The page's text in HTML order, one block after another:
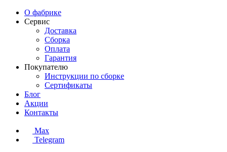
О фабрике
Сервис
Доставка
Сборка
Оплата
Гарантия
Покупателю
Инструкции по сборке
Сертификаты
Блог
Акции
Контакты
Max
Telegram